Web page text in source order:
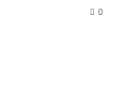
0